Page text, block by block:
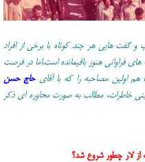
گفت هایی هر چند کوتاه با برخی از افراد
فراوانی هنوز باقیمانده است،‌اما در فرصت
اولین مصاحبه را که با آقایحاج حسن
خاطرات،‌ مطالب به صورت محاوره ای ذکر
از لار چطور شروع شد؟